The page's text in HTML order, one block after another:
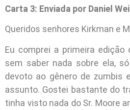
Carta 3: Enviada por Daniel
Queridos senhores Kirkman e
Eu comprei a primeira edição
sem saber nada sobre ela,
devoto ao gênero de zumbis
assunto. Gostei bastante do
tinha visto nada do Sr. Moore